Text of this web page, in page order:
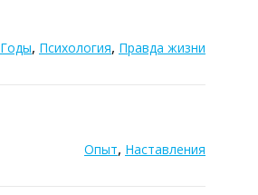
Годы, Психология, Правда жизни
Опыт, Наставления